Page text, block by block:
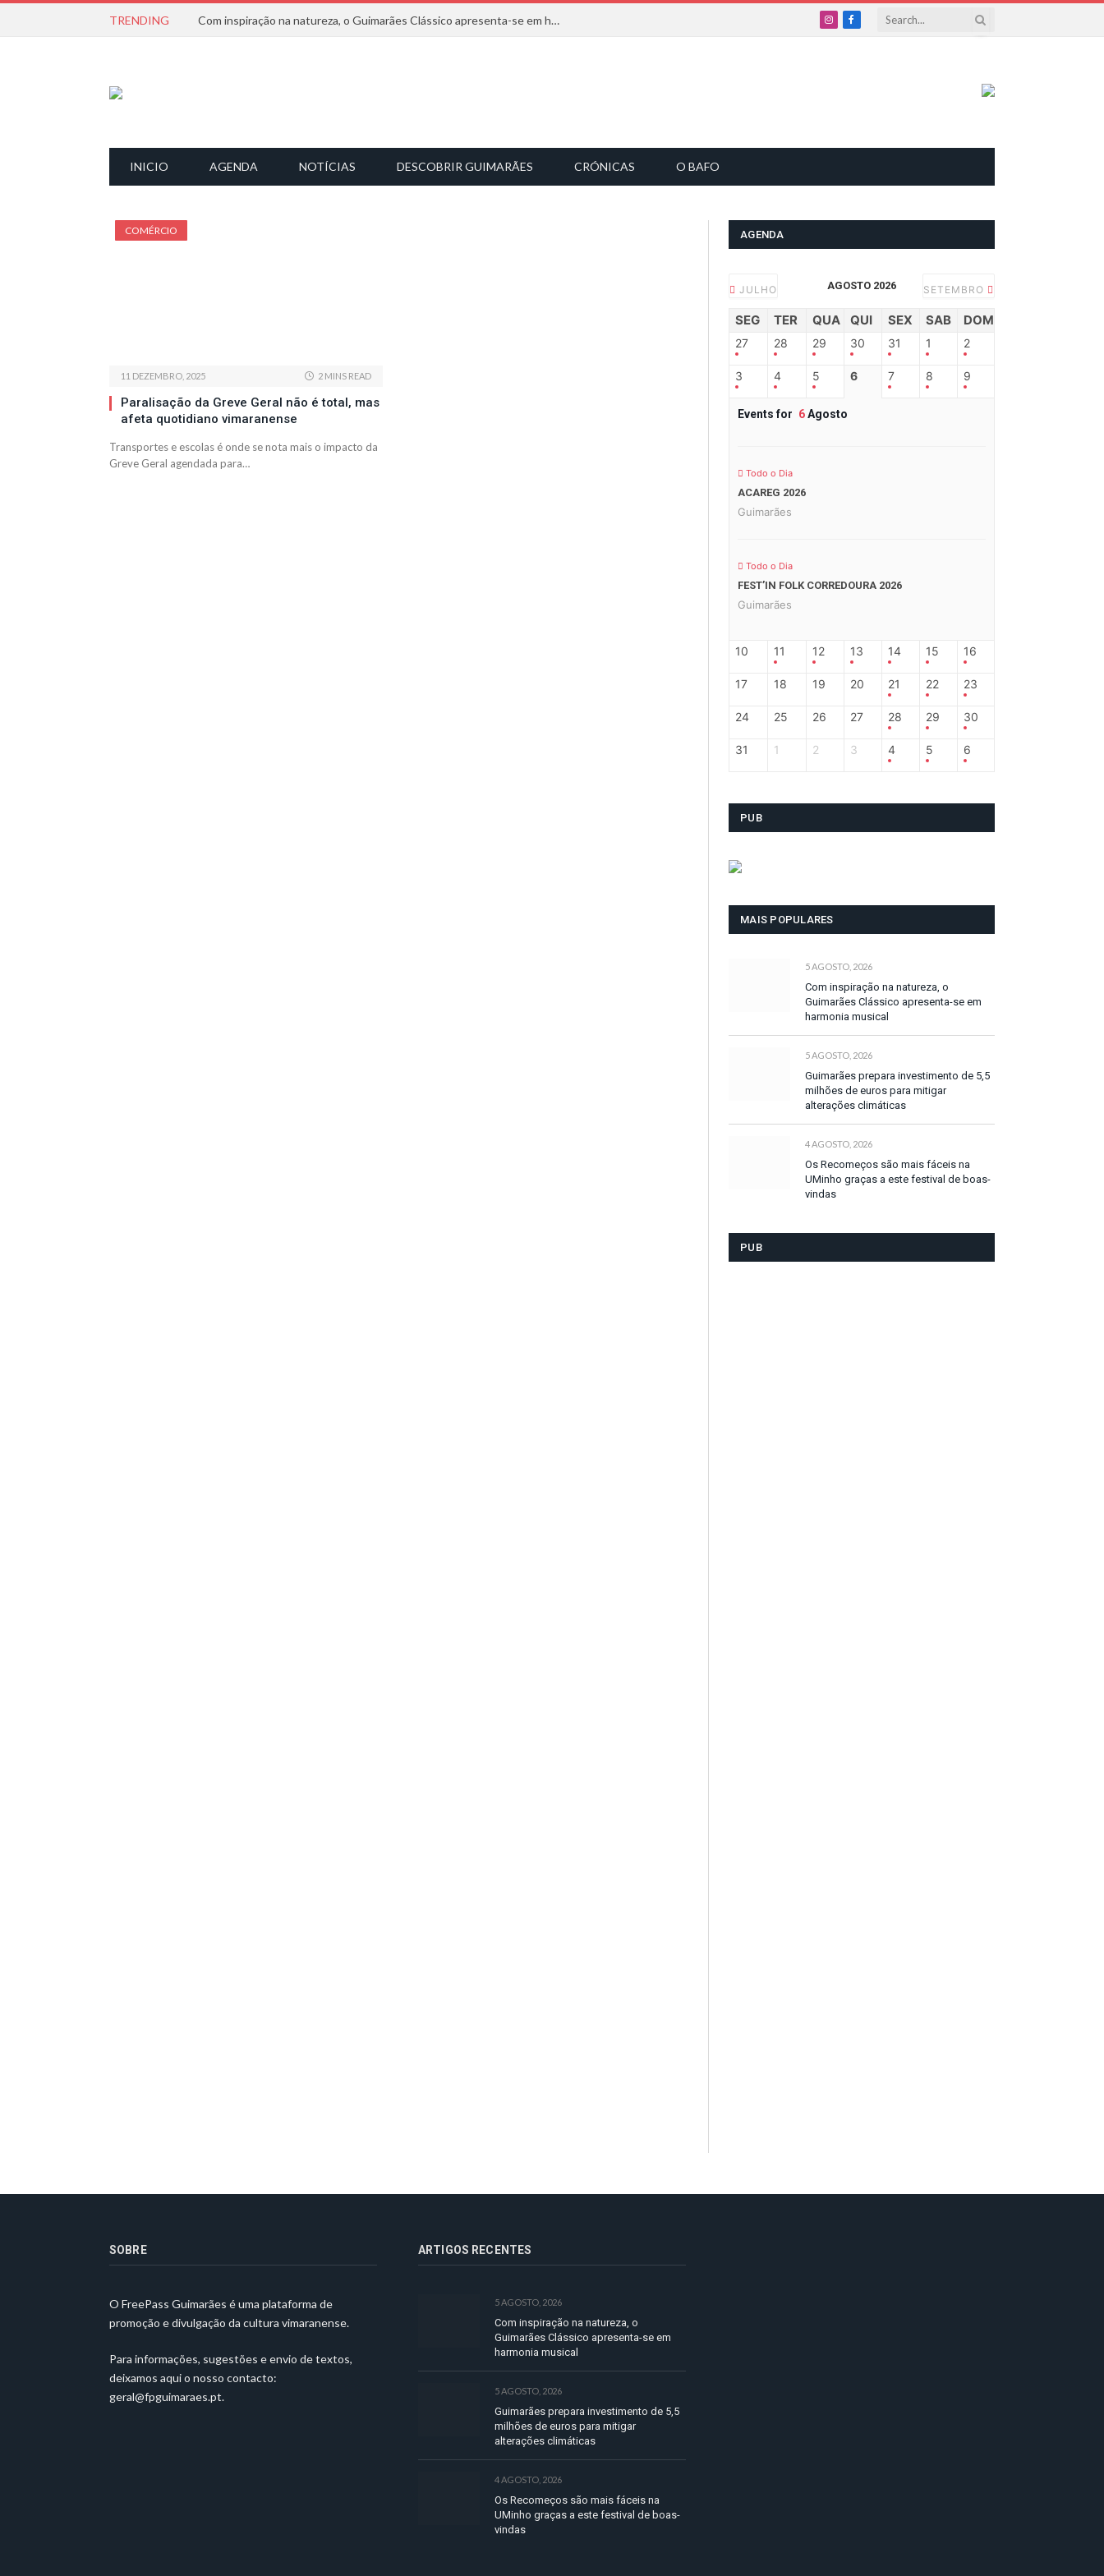
TRENDING Com inspiração na natureza, o Guimarães Clássico apresenta-se em harmonia musical
InstagramFacebook
INICIO AGENDA NOTÍCIAS DESCOBRIR GUIMARÃES CRÓNICAS O BAFO
COMÉRCIO
11 DEZEMBRO, 2025 2 MINS READ
Paralisação da Greve Geral não é total, mas
afeta quotidiano vimaranense
Transportes e escolas é onde se nota mais o impacto da
Greve Geral agendada para…
AGENDA
JULHO AGOSTO 2026 SETEMBRO
SEG TER QUA QUI SEX SAB DOM
27 28 29 30 31 1 2
3 4 5 6 7 8 9
Events for 6Agosto
Todo o Dia
ACAREG 2026
Guimarães
Todo o Dia
FEST’IN FOLK CORREDOURA 2026
Guimarães
10 11 12 13 14 15 16
17 18 19 20 21 22 23
24 25 26 27 28 29 30
31 1 2 3 4 5 6
PUB
MAIS POPULARES
5 AGOSTO, 2026
Com inspiração na natureza, o
Guimarães Clássico apresenta-se em
harmonia musical
5 AGOSTO, 2026
Guimarães prepara investimento de 5,5
milhões de euros para mitigar
alterações climáticas
4 AGOSTO, 2026
Os Recomeços são mais fáceis na
UMinho graças a este festival de boas-
vindas
PUB
SOBRE
O FreePass Guimarães é uma plataforma de
promoção e divulgação da cultura vimaranense.
Para informações, sugestões e envio de textos,
deixamos aqui o nosso contacto:
geral@fpguimaraes.pt.
ARTIGOS RECENTES
5 AGOSTO, 2026
Com inspiração na natureza, o
Guimarães Clássico apresenta-se em
harmonia musical
5 AGOSTO, 2026
Guimarães prepara investimento de 5,5
milhões de euros para mitigar
alterações climáticas
4 AGOSTO, 2026
Os Recomeços são mais fáceis na
UMinho graças a este festival de boas-
vindas